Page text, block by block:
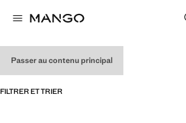
Passer au contenu principal
FILTRER ET TRIER